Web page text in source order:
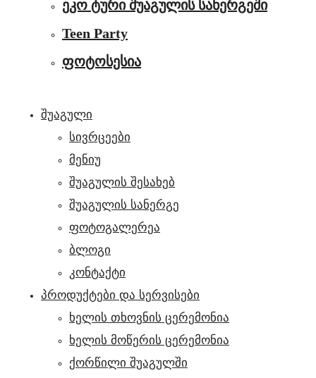
ეკო ტური შუაგულის სანერგეში
Teen Party
ფოტოსესია
ᲨᲣᲐᲒᲣᲚᲘ
სივრცეები
მენიუ
შუაგულის შესახებ
შუაგულის სანერგე
ფოტოგალერეა
ბლოგი
კონტაქტი
ᲞᲠᲝᲓᲣᲥᲢᲔᲑᲘ ᲓᲐ ᲡᲔᲠᲕᲘᲡᲔᲑᲘ
ხელის თხოვნის ცერემონია
ხელის მოწერის ცერემონია
ქორწილი შუაგულში